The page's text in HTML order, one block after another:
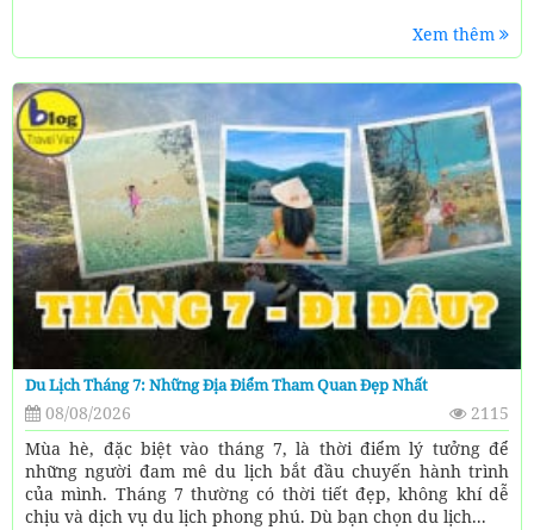
Xem thêm
Du Lịch Tháng 7: Những Địa Điểm Tham Quan Đẹp Nhất
08/08/2026
2115
Mùa hè, đặc biệt vào tháng 7, là thời điểm lý tưởng để
những người đam mê du lịch bắt đầu chuyến hành trình
của mình. Tháng 7 thường có thời tiết đẹp, không khí dễ
chịu và dịch vụ du lịch phong phú. Dù bạn chọn du lịch...